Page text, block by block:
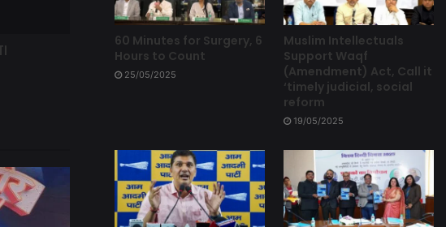
60 Minutes for Surgery, 6
Hours to Count
25/05/2025
Muslim Intellectuals
Support Waqf
(Amendment) Act, Call it
‘timely judicial, social
reform
19/05/2025